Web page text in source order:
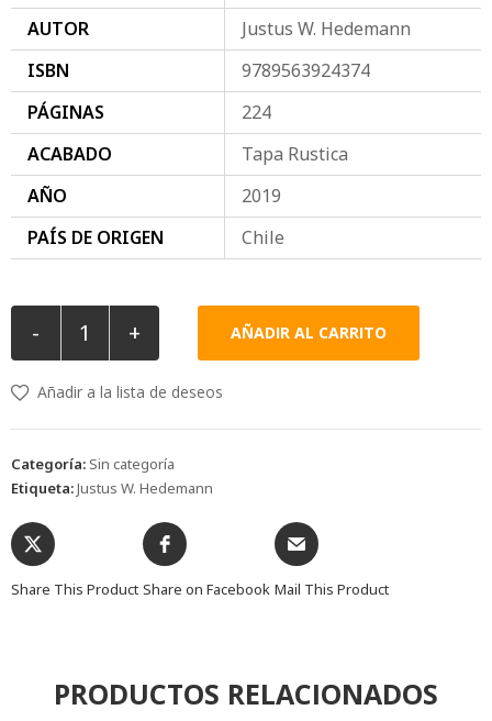
AUTOR
Justus W. Hedemann
ISBN
9789563924374
PÁGINAS
224
ACABADO
Tapa Rustica
AÑO
2019
PAÍS DE ORIGEN
Chile
- + AÑADIR AL CARRITO
Añadir a la lista de deseos
Categoría: Sin categoría
Etiqueta:Justus W. Hedemann
Share This Product Share on Facebook Mail This Product
PRODUCTOS RELACIONADOS